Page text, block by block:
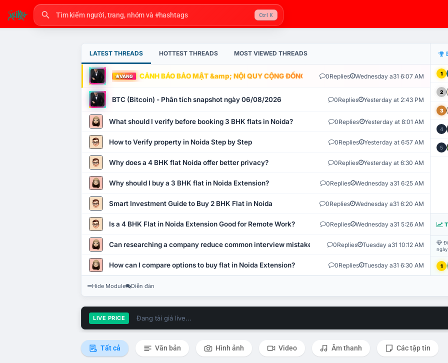
Ctrl K
LATEST THREADS HOTTEST THREADS MOST VIEWED THREADS
VÀNG CẢNH BÁO BẢO MẬT &amp; NỘI QUY CỘNG ĐỒNG VLIKE.VN: HỆ THỐNG GIÁM SÁT TỰ
0Replies Wednesday a31 6:07 AM
BTC (Bitcoin) - Phân tích snapshot ngày 06/08/2026 0Replies Yesterday at 2:43 PM
What should I verify before booking 3 BHK flats in Noida? 0Replies Yesterday at 8:01 AM
How to Verify property in Noida Step by Step 0Replies Yesterday at 6:57 AM
Why does a 4 BHK flat Noida offer better privacy? 0Replies Yesterday at 6:30 AM
Why should I buy a 3 BHK flat in Noida Extension? 0Replies Wednesday a31 6:25 AM
Smart Investment Guide to Buy 2 BHK Flat in Noida 0Replies Wednesday a31 6:20 AM
Is a 4 BHK Flat in Noida Extension Good for Remote Work? 0Replies Wednesday a31 5:26 AM
Can researching a company reduce common interview mistakes? 0Replies Tuesday a31 10:12 AM
How can I compare options to buy flat in Noida Extension? 0Replies Tuesday a31 6:30 AM
1
2
3
4
5
1
Hide Module Diễn đàn
LIVE PRICE Đang tải giá live...
Tất cả Văn bản Hình ảnh Video Âm thanh Các tập tin